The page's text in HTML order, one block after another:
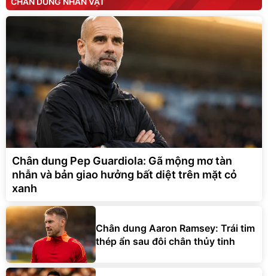
Chân dung Pep Guardiola: Gã mộng mơ tàn
nhẫn và bản giao hưởng bất diệt trên mặt cỏ
xanh
Chân dung Aaron Ramsey: Trái tim
thép ẩn sau đôi chân thủy tinh